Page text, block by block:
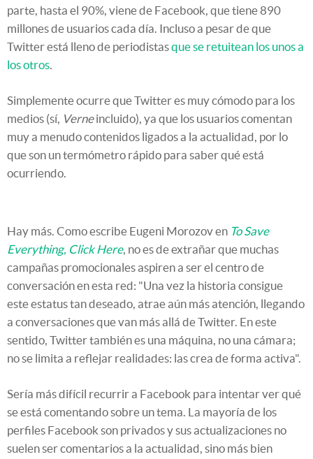
parte, hasta el 90%, viene de Facebook, que tiene 890
millones de usuarios cada día. Incluso a pesar de que
Twitter está lleno de periodistasque se retuitean los unos a
los otros.
Simplemente ocurre que Twitter es muy cómodo para los
medios (sí, Verneincluido), ya que los usuarios comentan
muy a menudo contenidos ligados a la actualidad, por lo
que son un termómetro rápido para saber qué está
ocurriendo.
Hay más. Como escribe Eugeni Morozov en To Save
Everything, Click Here, no es de extrañar que muchas
campañas promocionales aspiren a ser el centro de
conversación en esta red: "Una vez la historia consigue
este estatus tan deseado, atrae aún más atención, llegando
a conversaciones que van más allá de Twitter. En este
sentido, Twitter también es una máquina, no una cámara;
no se limita a reflejar realidades: las crea de forma activa".
Sería más difícil recurrir a Facebook para intentar ver qué
se está comentando sobre un tema. La mayoría de los
perfiles Facebook son privados y sus actualizaciones no
suelen ser comentarios a la actualidad, sino más bien